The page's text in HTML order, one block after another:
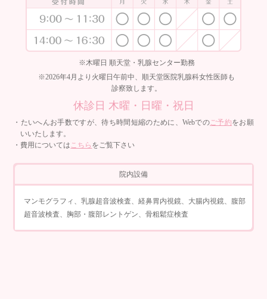
※木曜日 順天堂・乳腺センター勤務
※2026年4月より火曜日午前中、順天堂医院乳腺科女性医師も
診察致します。
休診日 木曜・日曜・祝日
・たいへんお手数ですが、待ち時間短縮のために、Webでのご予約をお願
いいたします。
・費用についてはこちら をご覧下さい
院内設備
マンモグラフィ、乳腺超音波検査、経鼻胃内視鏡、大腸内視鏡、腹部
超音波検査、胸部・腹部レントゲン、骨粗鬆症検査